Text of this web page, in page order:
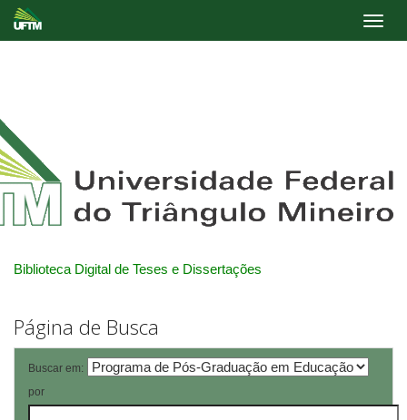
Biblioteca Digital de Teses e Dissertações
Página de Busca
Buscar em:
por